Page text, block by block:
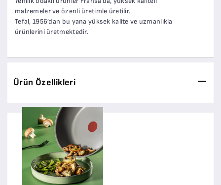
malzemeler ve özenli üretimle üretilir.
Tefal, 1956’dan bu yana yüksek kalite ve uzmanlıkla
ürünlerini üretmektedir.
Ürün Özellikleri